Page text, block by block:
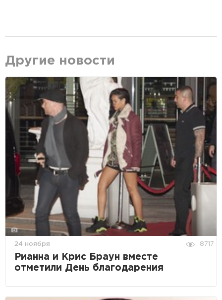
Другие новости
24 ноября 8717
Рианна и Крис Браун вместе
отметили День благодарения